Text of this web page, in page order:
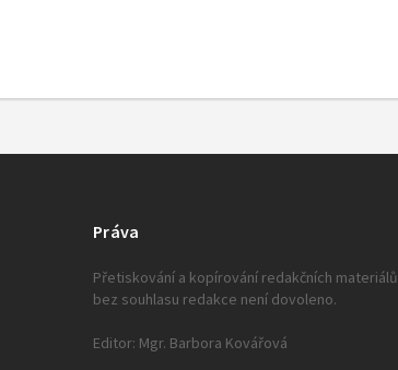
Práva
Přetiskování a kopírování redakčních materiálů
bez souhlasu redakce není dovoleno.
Editor: Mgr. Barbora Kovářová